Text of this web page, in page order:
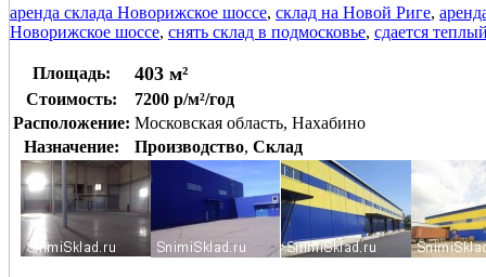
аренда склада Новорижское шоссе, склад на Новой Риге,
Новорижское шоссе, снять склад в подмосковье, сдается
Площадь: 403 м²
Стоимость:
7200 р/м²/год
Расположение: Московская область, Нахабино
Назначение:
Производство, Склад